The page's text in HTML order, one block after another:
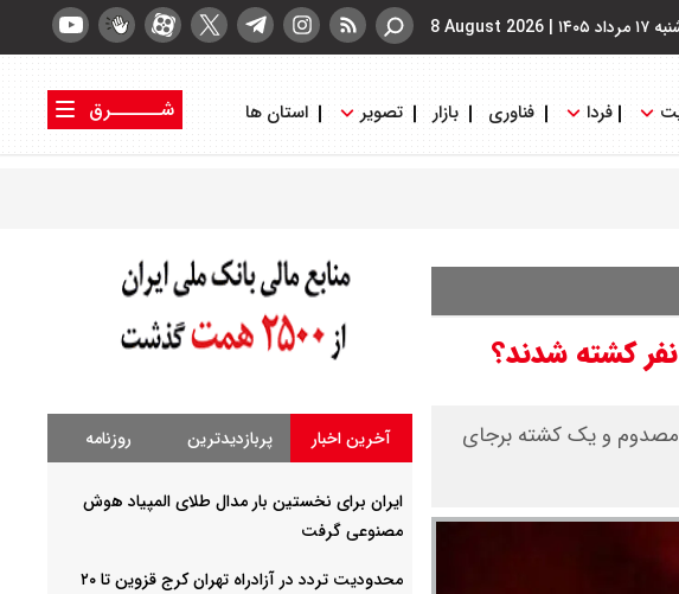
مرداد ۱۴۰۵ |
8 August 2026
فردا فناوری بازار تصویر استان ها
شــــــرق
کشته شدند؟
سخنگوی سازمان آتش نشانی شهرداری تهران گفت: حریق یک واحد مسکونی در خیابان وحدت اسلامی ۳ مصدوم و یک کشته برجای
آخرین اخبار پربازدیدترین روزنامه
ایران برای نخستین بار مدال طلای المپیاد هوش
مصنوعی گرفت
محدودیت تردد در آزادراه تهران کرج قزوین تا ۲۰